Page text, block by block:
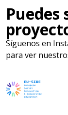
Síguenos en
para ver